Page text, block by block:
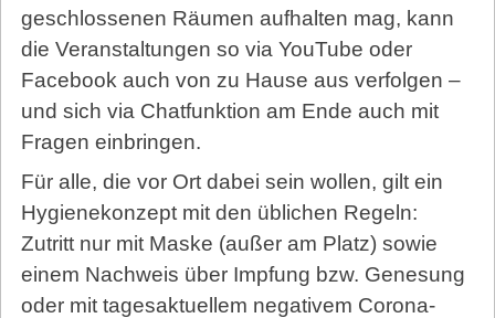
geschlossenen Räumen aufhalten mag, kann
die Veranstaltungen so via YouTube oder
Facebook auch von zu Hause aus verfolgen –
und sich via Chatfunktion am Ende auch mit
Fragen einbringen.
Für alle, die vor Ort dabei sein wollen, gilt ein
Hygienekonzept mit den üblichen Regeln:
Zutritt nur mit Maske (außer am Platz) sowie
einem Nachweis über Impfung bzw. Genesung
oder mit tages­aktuellem negativem Corona-